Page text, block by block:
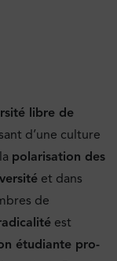
libre de
d’une culture
polarisation des
et dans
de
est
étudiante pro-